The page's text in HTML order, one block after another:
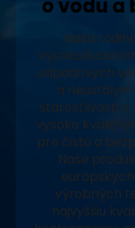
o vodu a
Naša
odpadových
a
starostlivosti o
vysoko
pre čistú a
Naše
výrobných
najvyššiu